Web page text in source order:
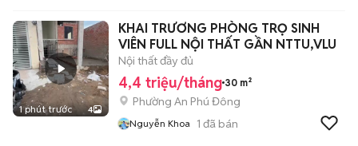
1 phút trước 4
KHAI TRƯƠNG PHÒNG TRỌ SINH
VIÊN FULL NỘI THẤT GẦN NTTU,VLU
Nội thất đầy đủ
4,4 triệu/tháng 30 m²
Phường An Phú Đông
Nguyễn Khoa 1 đã bán